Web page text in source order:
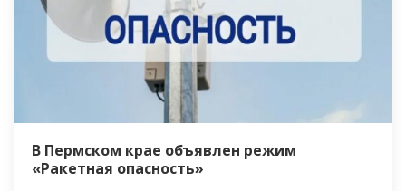
В Пермском крае объявлен режим
«Ракетная опасность»